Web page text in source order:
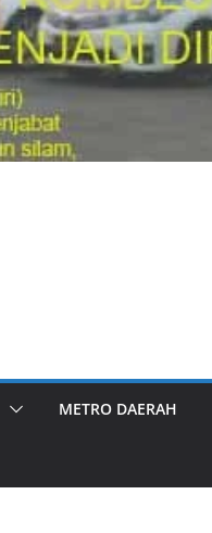
METRO DAERAH